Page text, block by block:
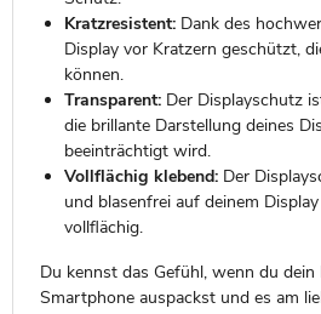
Kratzresistent:Dank des
Display vor Kratzern geschützt,
können.
Transparent:Der Displayschutz
die brillante Darstellung deines
beeinträchtigt wird.
Vollflächig klebend:Der
und blasenfrei auf deinem
vollflächig.
Du kennst das Gefühl, wenn du dein
Smartphone auspackst und es am